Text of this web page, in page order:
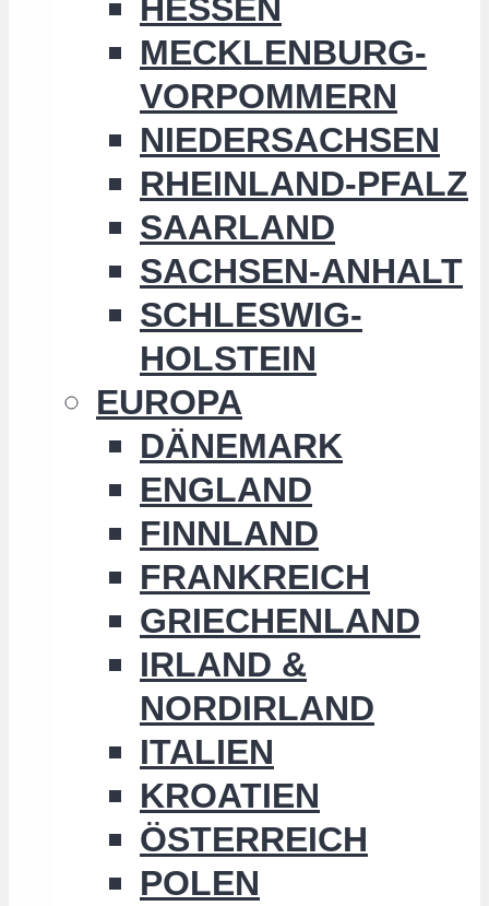
HESSEN
MECKLENBURG-
VORPOMMERN
NIEDERSACHSEN
RHEINLAND-PFALZ
SAARLAND
SACHSEN-ANHALT
SCHLESWIG-
HOLSTEIN
EUROPA
DÄNEMARK
ENGLAND
FINNLAND
FRANKREICH
GRIECHENLAND
IRLAND &
NORDIRLAND
ITALIEN
KROATIEN
ÖSTERREICH
POLEN